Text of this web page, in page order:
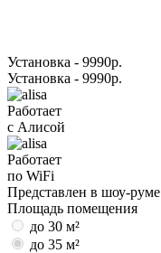
Установка - 9990р.
Установка - 9990р.
Работает
с Алисой
Работает
по WiFi
Представлен в шоу-руме
Площадь помещения
до 30 м²
до 35 м²